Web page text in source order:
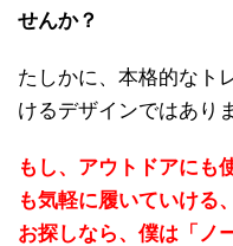
せんか？
たしかに、本格的なト
けるデザインではあり
もし、アウトドアにも
も気軽に履いていける
お探しなら、僕は「ノ